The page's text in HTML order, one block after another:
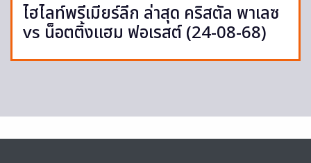
ไฮไลท์พรีเมียร์ลีก ล่าสุด คริสตัล พาเลซ
vs น็อตติ้งแฮม ฟอเรสต์ (24-08-68)